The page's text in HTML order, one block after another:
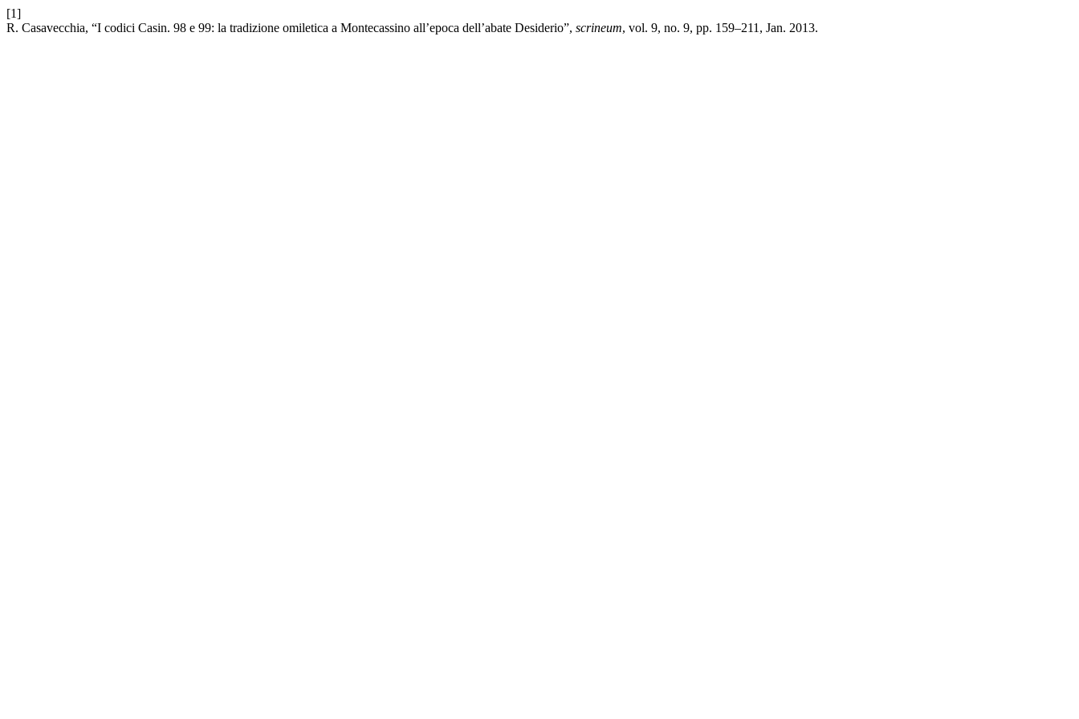
[1]
R. Casavecchia, “I codici Casin. 98 e 99: la tradizione omiletica a Montecassino all’epoca dell’abate Desiderio”, scrineum, vol. 9, no. 9, pp. 159–211, Jan. 2013.